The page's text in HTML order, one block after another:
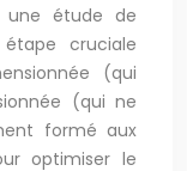
étude de
cruciale
(qui
(qui ne
formé aux
optimiser le